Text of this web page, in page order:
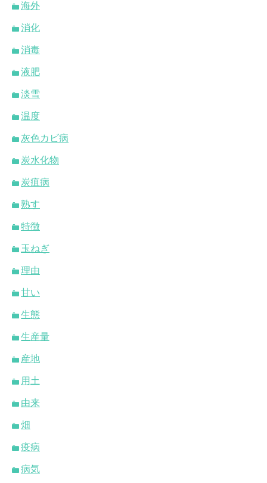
海外
消化
消毒
液肥
淡雪
温度
灰色カビ病
炭水化物
炭疽病
熟す
特徴
玉ねぎ
理由
甘い
生態
生産量
産地
用土
由来
畑
疫病
病気